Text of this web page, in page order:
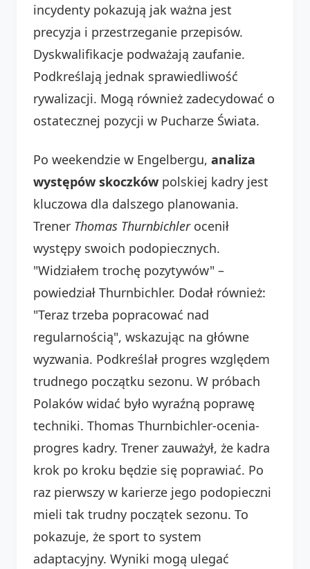
incydenty pokazują jak ważna jest
precyzja i przestrzeganie przepisów.
Dyskwalifikacje podważają zaufanie.
Podkreślają jednak sprawiedliwość
rywalizacji. Mogą również zadecydować o
ostatecznej pozycji w Pucharze Świata.
Po weekendzie w Engelbergu, analiza
występów skoczków polskiej kadry jest
kluczowa dla dalszego planowania.
Trener Thomas Thurnbichlerocenił
występy swoich podopiecznych.
"Widziałem trochę pozytywów" –
powiedział Thurnbichler. Dodał również:
"Teraz trzeba popracować nad
regularnością", wskazując na główne
wyzwania. Podkreślał progres względem
trudnego początku sezonu. W próbach
Polaków widać było wyraźną poprawę
techniki. Thomas Thurnbichler-ocenia-
progres kadry. Trener zauważył, że kadra
krok po kroku będzie się poprawiać. Po
raz pierwszy w karierze jego podopieczni
mieli tak trudny początek sezonu. To
pokazuje, że sport to system
adaptacyjny. Wyniki mogą ulegać